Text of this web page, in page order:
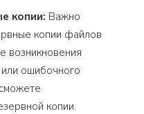
копии: Важно
копии файлов
возникновения
ошибочного
копии.